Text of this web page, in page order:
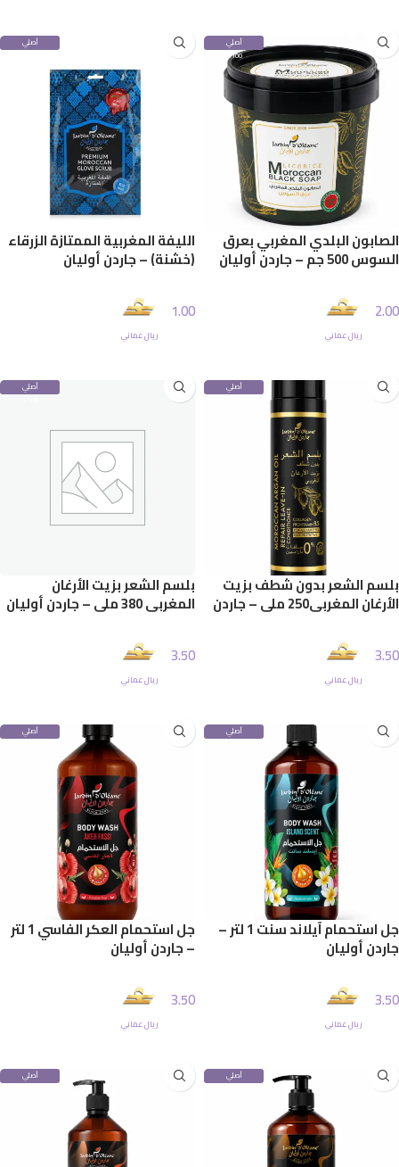
أصلي
100%
الصابون البلدي المغربي بعرق
السوس 500 جم – جاردن أوليان
2.00
ريال عماني
أصلي
الليفة المغربية الممتازة الزرقاء
(خشنة) – جاردن أوليان
1.00
ريال عماني
أصلي
بلسم الشعر بدون شطف بزيت
الأرغان المغربي250 ملي – جاردن
3.50
ريال عماني
أصلي
بلسم الشعر بزيت الأرغان
المغربي 380 ملي – جاردن أوليان
3.50
ريال عماني
أصلي
جل استحمام آيلاند سنت 1 لتر –
جاردن أوليان
3.50
ريال عماني
أصلي
جل استحمام العكر الفاسي 1 لتر
– جاردن أوليان
3.50
ريال عماني
أصلي
أصلي